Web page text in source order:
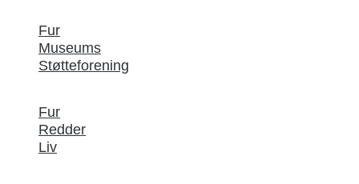
Fur
Museums
Støtteforening
Fur
Redder
Liv